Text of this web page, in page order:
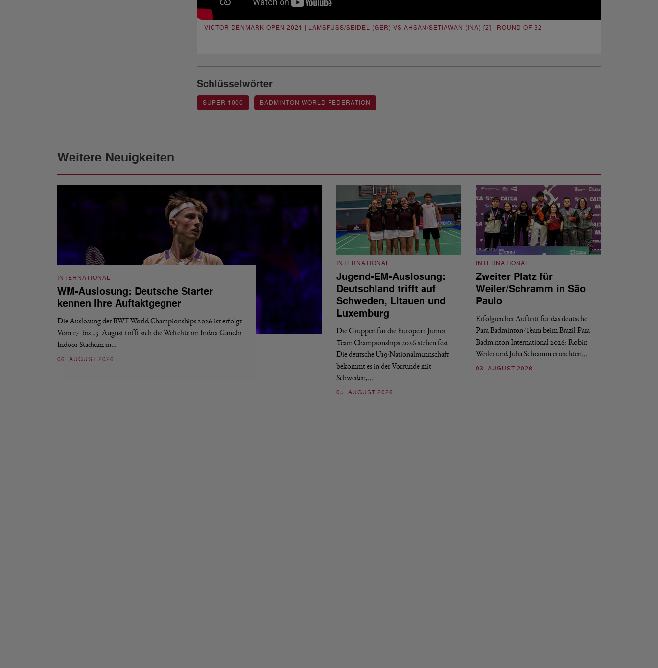
VICTOR DENMARK OPEN 2021 | LAMSFUSS/SEIDEL (GER) VS AHSAN/SETIAWAN (INA) [2] | ROUND OF 32
Schlüsselwörter
SUPER 1000 BADMINTON WORLD FEDERATION
Weitere Neuigkeiten
INTERNATIONAL
WM-Auslosung: Deutsche Starter
kennen ihre Auftaktgegner
Die Auslosung der BWF World Championships 2026 ist erfolgt.
Vom 17. bis 23. August trifft sich die Weltelite im Indira Gandhi
Indoor Stadium in…
06. AUGUST 2026
INTERNATIONAL
Jugend-EM-Auslosung:
Deutschland trifft auf
Schweden, Litauen und
Luxemburg
Die Gruppen für die European Junior
Team Championships 2026 stehen fest.
Die deutsche U19-Nationalmannschaft
bekommt es in der Vorrunde mit
Schweden,…
05. AUGUST 2026
INTERNATIONAL
Zweiter Platz für
Weiler/Schramm in São
Paulo
Erfolgreicher Auftritt für das deutsche
Para Badminton-Team beim Brazil Para
Badminton International 2026: Robin
Weiler und Julia Schramm erreichten…
03. AUGUST 2026